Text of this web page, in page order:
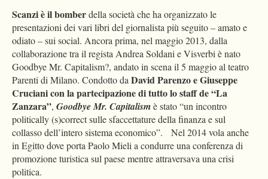
Scanzi è il bomberdella società che ha organizzato le
presentazioni dei vari libri del giornalista più seguito – amato e
odiato – sui social. Ancora prima, nel maggio 2013, dalla
collaborazione tra il regista Andrea Soldani e Visverbi è nato
Goodbye Mr. Capitalism?, andato in scena il 5 maggio al teatro
Parenti di Milano. Condotto daDavid Parenzo e Giuseppe
Cruciani con la partecipazione di tutto lo staff de “La
Zanzara”, Goodbye Mr. Capitalismè stato “un incontro
politically (s)correct sulle sfaccettature della finanza e sul
collasso dell’intero sistema economico”. Nel 2014 vola anche
in Egitto dove porta Paolo Mieli a condurre una conferenza di
promozione turistica sul paese mentre attraversava una crisi
politica.